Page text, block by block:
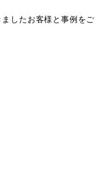
したお客様と事例をご